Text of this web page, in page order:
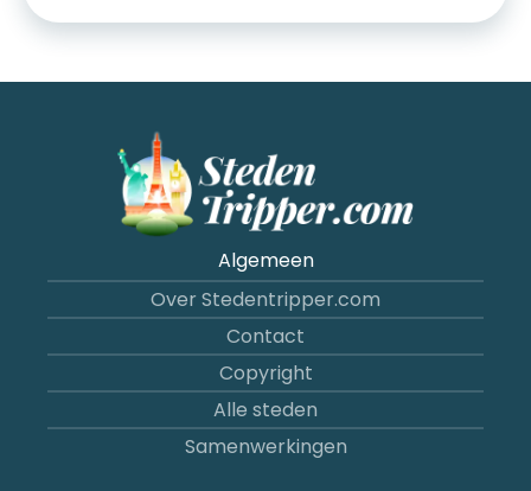
Algemeen
Over Stedentripper.com
Contact
Copyright
Alle steden
Samenwerkingen